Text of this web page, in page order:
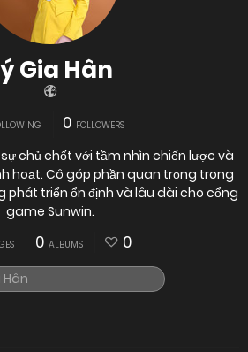
Gia Hân
0 FOLLOWERS
chủ chốt với tầm nhìn chiến lược và
hoạt. Cô góp phần quan trọng trong
phát triển ổn định và lâu dài cho cổng
game Sunwin.
0 ALBUMS 0